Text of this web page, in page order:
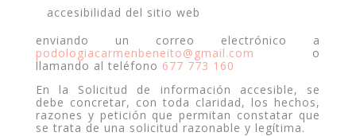
accesibilidad del sitio web
enviando un correo electrónico a
podologiacarmenbeneito@gmail.com o
llamando al teléfono 677 773 160
En la Solicitud de información accesible, se
debe concretar, con toda claridad, los hechos,
razones y petición que permitan constatar que
se trata de una solicitud razonable y legítima.